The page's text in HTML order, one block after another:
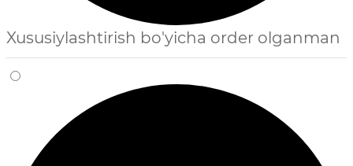
Xususiylashtirish bo'yicha order olganman